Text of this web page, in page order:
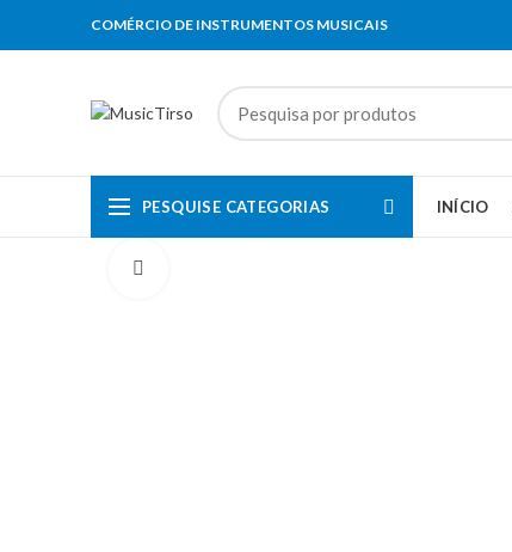
COMÉRCIO DE INSTRUMENTOS MUSICAIS
PESQUISE CATEGORIAS INÍCIO